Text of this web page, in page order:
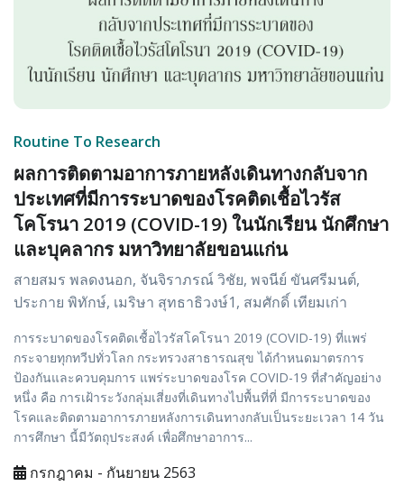
Routine To Research
ผลการติดตามอาการภายหลังเดินทางกลับจาก
ประเทศที่มีการระบาดของโรคติดเชื้อไวรัส
โคโรนา 2019 (COVID-19) ในนักเรียน นักศึกษา
และบุคลากร มหาวิทยาลัยขอนแก่น
สายสมร พลดงนอก, จันจิราภรณ์ วิชัย, พจนีย์ ขันศรีมนต์,
ประกาย พิทักษ์, เมริษา สุทธาธิวงษ์1, สมศักดิ์ เทียมเก่า
การระบาดของโรคติดเชื้อไวรัสโคโรนา 2019 (COVID-19) ที่แพร่
กระจายทุกทวีปทั่วโลก กระทรวงสาธารณสุข ได้กำหนดมาตรการ
ป้องกันและควบคุมการ แพร่ระบาดของโรค COVID-19 ที่สำคัญอย่าง
หนึ่ง คือ การเฝ้าระวังกลุ่มเสี่ยงที่เดินทางไปพื้นที่ที่ มีการระบาดของ
โรคและติดตามอาการภายหลังการเดินทางกลับเป็นระยะเวลา 14 วัน
การศึกษา นี้มีวัตถุประสงค์ เพื่อศึกษาอาการ...
กรกฎาคม - กันยายน 2563